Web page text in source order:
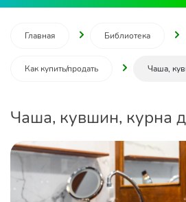
Главная Библиотека
Как купить/продать Чаша,
Чаша, кувшин, курна